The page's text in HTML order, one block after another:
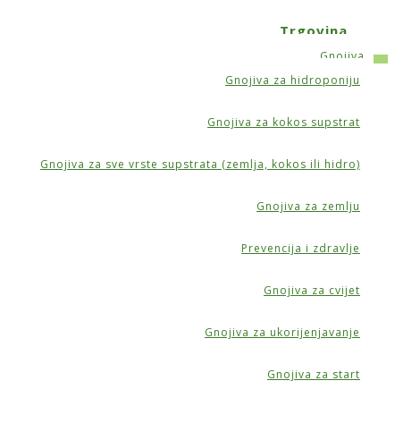
Trgovina
Gnojiva
Gnojiva za hidroponiju
Gnojiva za kokos supstrat
Gnojiva za sve vrste supstrata (zemlja, kokos ili hidro)
Gnojiva za zemlju
Prevencija i zdravlje
Gnojiva za cvijet
Gnojiva za ukorijenjavanje
Gnojiva za start